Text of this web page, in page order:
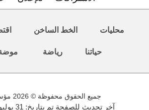
محليات الخط الساخن
حياتنا رياضة
جميع الحقوق محفوظة © 2026 مؤسسة دبي
آخر تحديث للصفحة تم بتاريخ: 31 يوليو 2026 17:31